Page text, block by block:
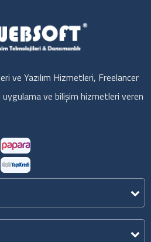
ve Yazılım Hizmetleri, Freelancer
ve bilişim hizmetleri veren